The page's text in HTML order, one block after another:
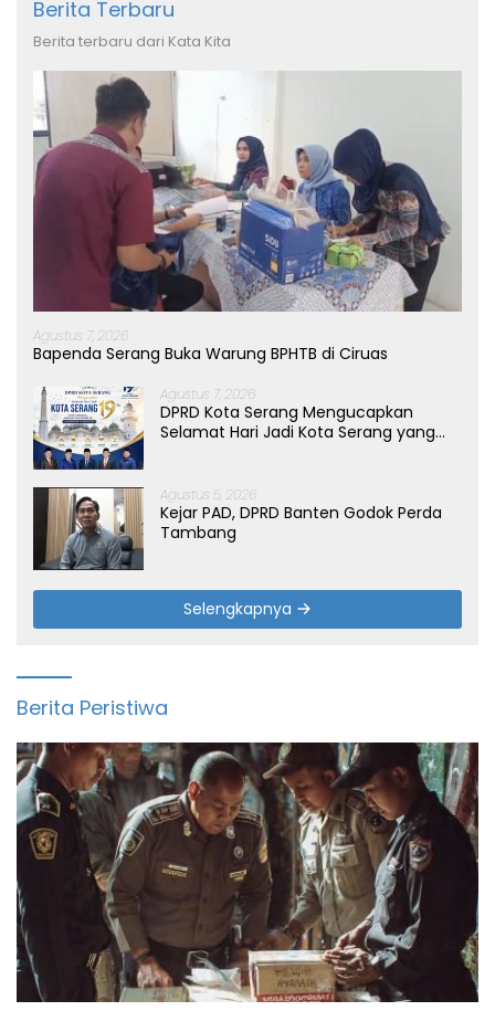
Berita Terbaru
Berita terbaru dari Kata Kita
Agustus 7, 2026
Bapenda Serang Buka Warung BPHTB di Ciruas
Agustus 7, 2026
DPRD Kota Serang Mengucapkan
Selamat Hari Jadi Kota Serang yang
Agustus 5, 2026
Kejar PAD, DPRD Banten Godok Perda
Tambang
Selengkapnya
Berita Peristiwa